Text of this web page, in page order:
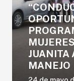
JUANITA
MANEJO